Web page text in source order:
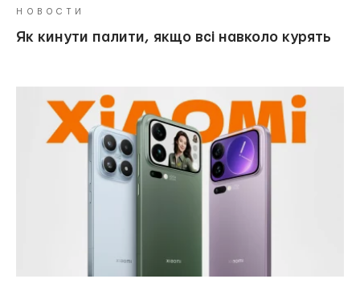
НОВОСТИ
Як кинути палити, якщо всі навколо курять